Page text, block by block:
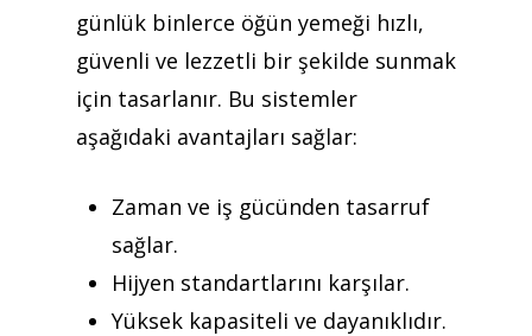
günlük binlerce öğün yemeği hızlı,
güvenli ve lezzetli bir şekilde sunmak
için tasarlanır. Bu sistemler
aşağıdaki avantajları sağlar:
Zaman ve iş gücünden tasarruf
sağlar.
Hijyen standartlarını karşılar.
Yüksek kapasiteli ve dayanıklıdır.